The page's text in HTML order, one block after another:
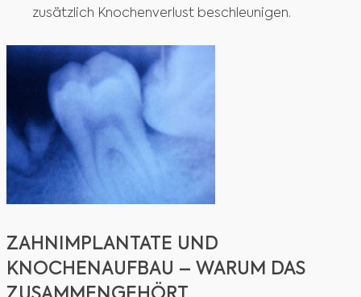
zusätzlich Knochenverlust beschleunigen.
ZAHNIMPLANTATE UND
KNOCHENAUFBAU – WARUM DAS